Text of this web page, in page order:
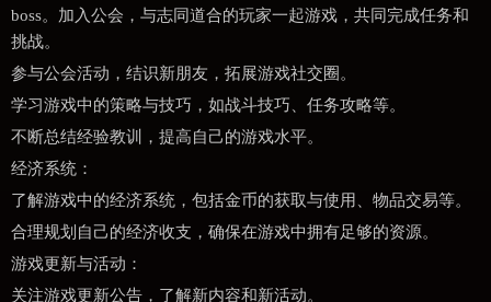
boss。加入公会，与志同道合的玩家一起游戏，共同完成任务和
挑战。
参与公会活动，结识新朋友，拓展游戏社交圈。
学习游戏中的策略与技巧，如战斗技巧、任务攻略等。
不断总结经验教训，提高自己的游戏水平。
经济系统：
了解游戏中的经济系统，包括金币的获取与使用、物品交易等。
合理规划自己的经济收支，确保在游戏中拥有足够的资源。
游戏更新与活动：
关注游戏更新公告，了解新内容和新活动。